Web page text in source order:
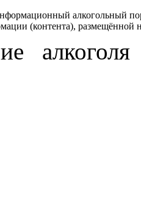
алкогольный
(контента), размещённой